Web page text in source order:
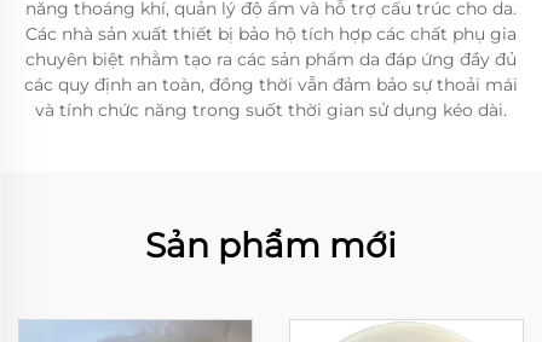
năng thoáng khí, quản lý độ ẩm và hỗ trợ cấu trúc cho da.
Các nhà sản xuất thiết bị bảo hộ tích hợp các chất phụ gia
chuyên biệt nhằm tạo ra các sản phẩm da đáp ứng đầy đủ
các quy định an toàn, đồng thời vẫn đảm bảo sự thoải mái
và tính chức năng trong suốt thời gian sử dụng kéo dài.
Sản phẩm mới